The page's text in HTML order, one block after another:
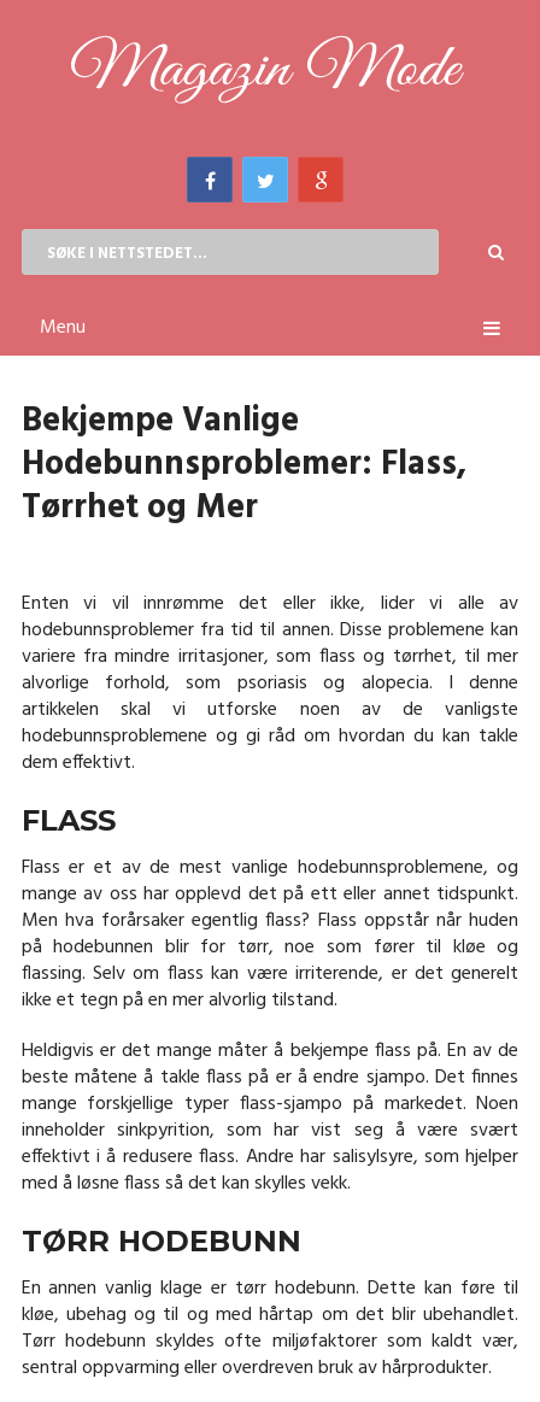
Menu
Bekjempe Vanlige
Hodebunnsproblemer: Flass,
Tørrhet og Mer
Enten vi vil innrømme det eller ikke, lider vi alle av
hodebunnsproblemer fra tid til annen. Disse problemene kan
variere fra mindre irritasjoner, som flass og tørrhet, til mer
alvorlige forhold, som psoriasis og alopecia. I denne
artikkelen skal vi utforske noen av de vanligste
hodebunnsproblemene og gi råd om hvordan du kan takle
dem effektivt.
FLASS
Flass er et av de mest vanlige hodebunnsproblemene, og
mange av oss har opplevd det på ett eller annet tidspunkt.
Men hva forårsaker egentlig flass? Flass oppstår når huden
på hodebunnen blir for tørr, noe som fører til kløe og
flassing. Selv om flass kan være irriterende, er det generelt
ikke et tegn på en mer alvorlig tilstand.
Heldigvis er det mange måter å bekjempe flass på. En av de
beste måtene å takle flass på er å endre sjampo. Det finnes
mange forskjellige typer flass-sjampo på markedet. Noen
inneholder sinkpyrition, som har vist seg å være svært
effektivt i å redusere flass. Andre har salisylsyre, som hjelper
med å løsne flass så det kan skylles vekk.
TØRR HODEBUNN
En annen vanlig klage er tørr hodebunn. Dette kan føre til
kløe, ubehag og til og med hårtap om det blir ubehandlet.
Tørr hodebunn skyldes ofte miljøfaktorer som kaldt vær,
sentral oppvarming eller overdreven bruk av hårprodukter.